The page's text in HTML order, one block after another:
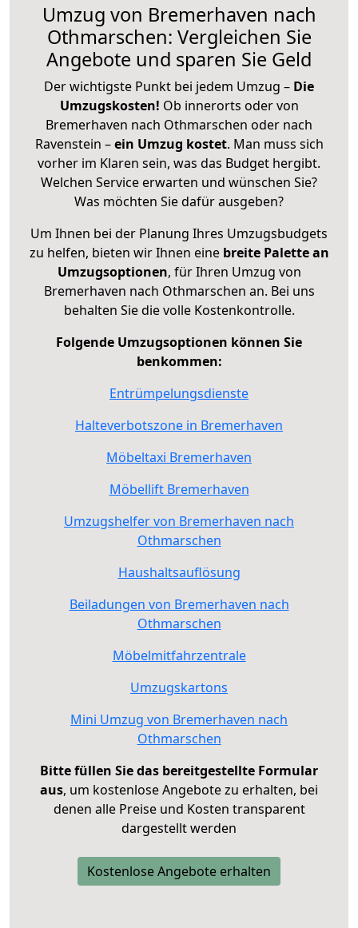
Umzug von Bremerhaven nach
Othmarschen: Vergleichen Sie
Angebote und sparen Sie Geld
Der wichtigste Punkt bei jedem Umzug – Die
Umzugskosten! Ob innerorts oder von
Bremerhaven nach Othmarschen oder nach
Ravenstein –ein Umzug kostet. Man muss sich
vorher im Klaren sein, was das Budget hergibt.
Welchen Service erwarten und wünschen Sie?
Was möchten Sie dafür ausgeben?
Um Ihnen bei der Planung Ihres Umzugsbudgets
zu helfen, bieten wir Ihnen eine breite Palette an
Umzugsoptionen, für Ihren Umzug von
Bremerhaven nach Othmarschen an. Bei uns
behalten Sie die volle Kostenkontrolle.
Folgende Umzugsoptionen können Sie
benkommen:
Entrümpelungsdienste
Halteverbotszone in Bremerhaven
Möbeltaxi Bremerhaven
Möbellift Bremerhaven
Umzugshelfer von Bremerhaven nach
Othmarschen
Haushaltsauflösung
Beiladungen von Bremerhaven nach
Othmarschen
Möbelmitfahrzentrale
Umzugskartons
Mini Umzug von Bremerhaven nach
Othmarschen
Bitte füllen Sie das bereitgestellte Formular
aus, um kostenlose Angebote zu erhalten, bei
denen alle Preise und Kosten transparent
dargestellt werden
Kostenlose Angebote erhalten